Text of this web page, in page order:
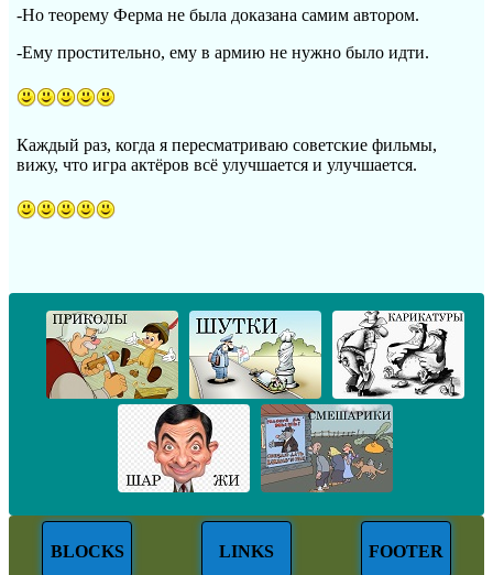
-Но теорему Ферма не была доказана самим автором.
-Ему простительно, ему в армию не нужно было идти.
Каждый раз, когда я пересматриваю советские фильмы,
вижу, что игра актёров всё улучшается и улучшается.
BLOCKS LINKS FOOTER